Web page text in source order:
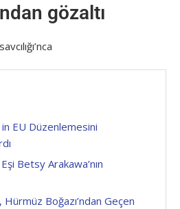
gözaltı
EU Düzenlemesini
Betsy Arakawa’nın
Boğazı’ndan Geçen